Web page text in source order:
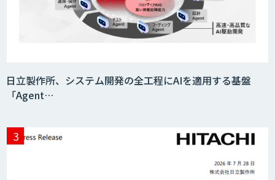
日立製作所、システム開発の全工程にAIを適用する基盤
「Agent…